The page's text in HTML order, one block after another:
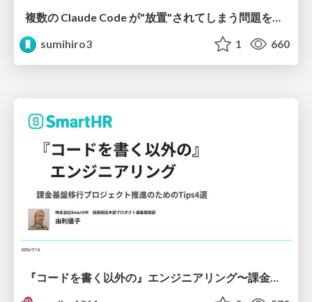
複数の Claude Code が"放置"されてしまう問題をCLI ダッシュボードを自作して解決した話
sumihiro3
1 660